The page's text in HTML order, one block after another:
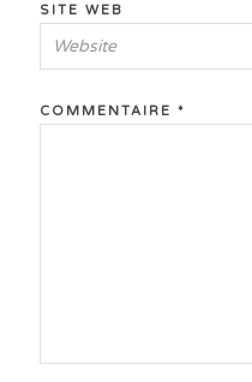
SITE WEB
COMMENTAIRE *